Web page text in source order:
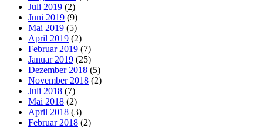
Juli 2019 (2)
Juni 2019 (9)
Mai 2019 (5)
April 2019 (2)
Februar 2019 (7)
Januar 2019 (25)
Dezember 2018 (5)
November 2018 (2)
Juli 2018 (7)
Mai 2018 (2)
April 2018 (3)
Februar 2018 (2)